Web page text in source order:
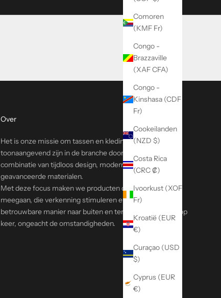
Comoren
(KMF Fr)
Congo -
Brazzaville
(XAF CFA)
Congo -
Kinshasa (CDF
Fr)
Cookeilanden
(NZD $)
Costa Rica
(CRC ₡)
Ivoorkust (XOF
Fr)
Kroatië (EUR
€)
Curaçao (USD
$)
Cyprus (EUR
€)
Over
Het is onze missie om tassen en kleding te maken die
toonaangevend zijn in de branche door een naadloze
combinatie van tijdloos design, moderne constructie en
geavanceerde materialen.
Met deze focus maken we producten die een leven lang
meegaan, die verkenning stimuleren en die je op een
betrouwbare manier naar buiten en terug brengen, keer op
keer, ongeacht de omstandigheden.